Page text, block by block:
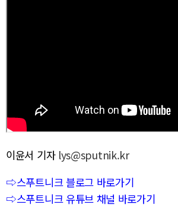
이윤서 기자 lys@sputnik.kr
⇨스푸트니크 블로그 바로가기
⇨스푸트니크 유튜브 채널 바로가기